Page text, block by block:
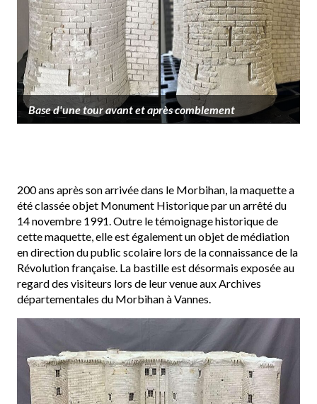
Base d'une tour avant et après comblement
200 ans après son arrivée dans le Morbihan, la maquette a
été classée objet Monument Historique par un arrêté du
14 novembre 1991. Outre le témoignage historique de
cette maquette, elle est également un objet de médiation
en direction du public scolaire lors de la connaissance de la
Révolution française. La bastille est désormais exposée au
regard des visiteurs lors de leur venue aux Archives
départementales du Morbihan à Vannes.